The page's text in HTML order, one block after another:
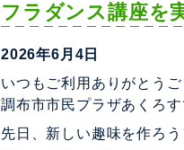
フラダンス講座を
2026年6月4日
いつもご利用ありがとうご
調布市市民プラザあくろす
先日、新しい趣味を作ろ